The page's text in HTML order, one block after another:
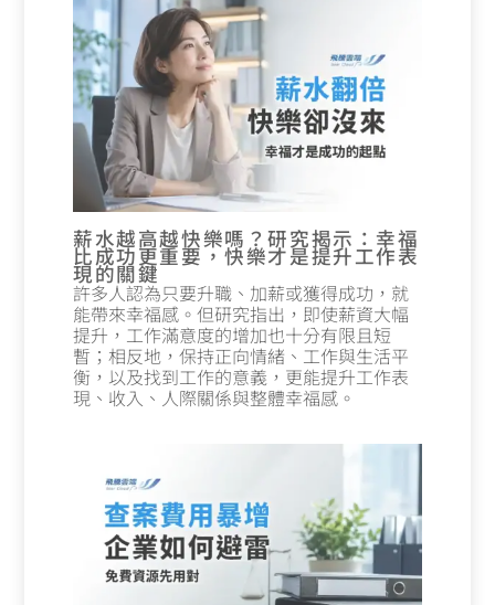
薪水越高越快樂嗎？研究揭示：幸福
比成功更重要，快樂才是提升工作表
現的關鍵
許多人認為只要升職、加薪或獲得成功，就
能帶來幸福感。但研究指出，即使薪資大幅
提升，工作滿意度的增加也十分有限且短
暫；相反地，保持正向情緒、工作與生活平
衡，以及找到工作的意義，更能提升工作表
現、收入、人際關係與整體幸福感。